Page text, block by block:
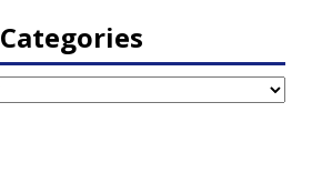
Categories